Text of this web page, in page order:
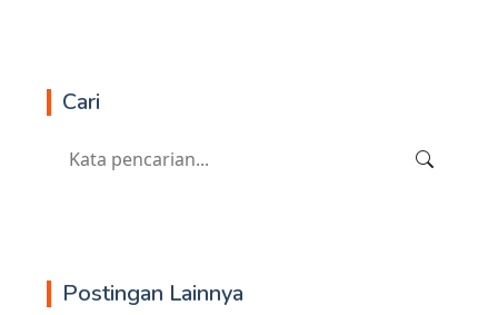
Cari
Postingan Lainnya